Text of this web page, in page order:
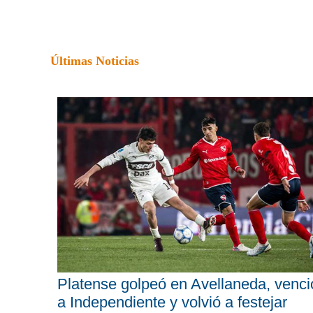
Últimas Noticias
Platense golpeó en Avellaneda,
a Independiente y volvió a festejar